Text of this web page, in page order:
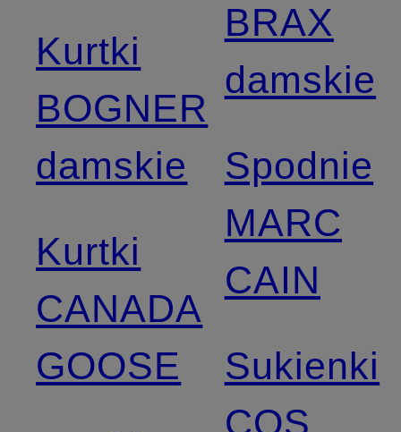
Kurtki
BOGNER
damskie
Kurtki
CANADA
GOOSE
BRAX
damskie
Spodnie
MARC
CAIN
Sukienki
COS